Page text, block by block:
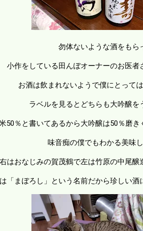
勿体ないような酒をもら
小作をしている田んぼオーナーのお医者
お酒は飲まれないようで僕にとって
ラベルを見るとどちらも大吟醸を
50％と書いてあるから大吟醸は50％磨き
味音痴の僕でもわかる美味し
右はおなじみの賀茂鶴で左は竹原の中尾醸
「まぼろし」という名前だから珍しい酒